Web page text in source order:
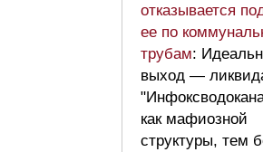
отказывается
ее по
трубам:
выход —
как мафиозной
структуры, тем